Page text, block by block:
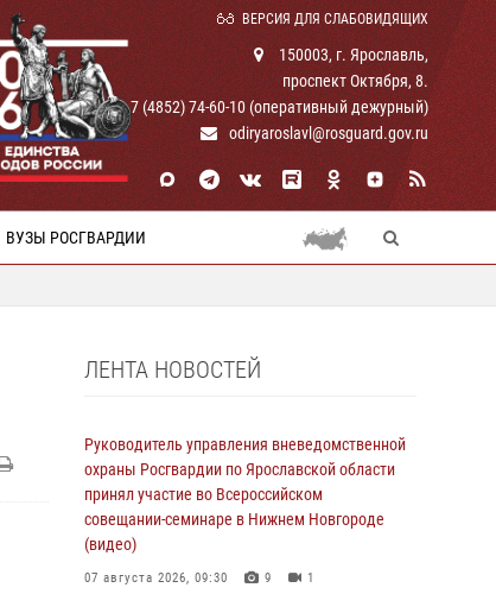
ВЕРСИЯ ДЛЯ СЛАБОВИДЯЩИХ
150003, г. Ярославль,
проспект Октября, 8.
+ 7 (4852) 74-60-10 (оперативный дежурный)
odiryaroslavl@rosguard.gov.ru
ВУЗЫ РОСГВАРДИИ
ЛЕНТА НОВОСТЕЙ
Руководитель управления вневедомственной
охраны Росгвардии по Ярославской области
принял участие во Всероссийском
совещании-семинаре в Нижнем Новгороде
(видео)
07 августа 2026, 09:30 9 1